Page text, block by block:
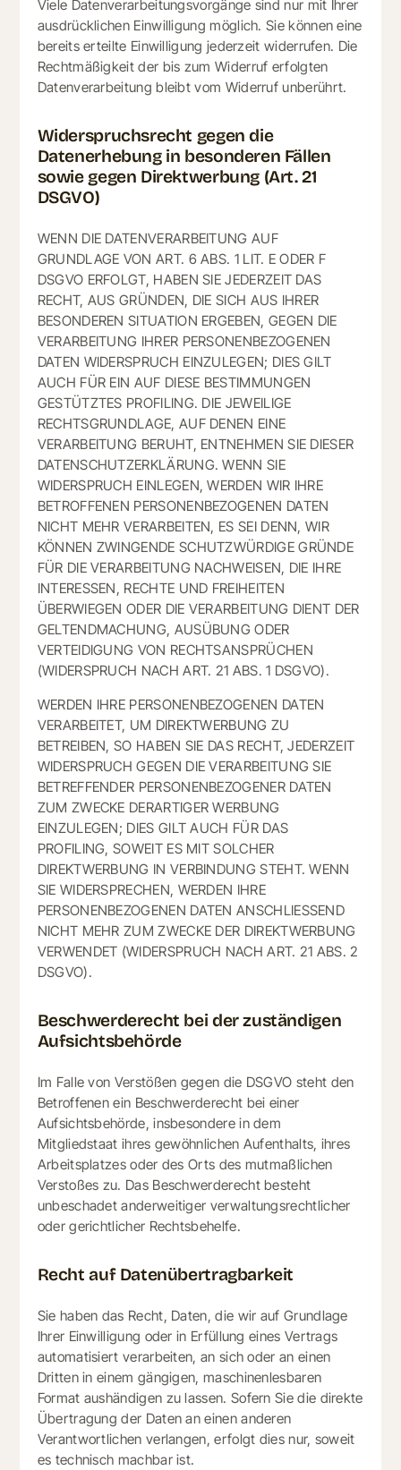
Viele Datenverarbeitungsvorgänge sind nur mit Ihrer
ausdrücklichen Einwilligung möglich. Sie können eine
bereits erteilte Einwilligung jederzeit widerrufen. Die
Rechtmäßigkeit der bis zum Widerruf erfolgten
Datenverarbeitung bleibt vom Widerruf unberührt.
Widerspruchsrecht gegen die
Datenerhebung in besonderen Fällen
sowie gegen Direktwerbung (Art. 21
DSGVO)
WENN DIE DATENVERARBEITUNG AUF
GRUNDLAGE VON ART. 6 ABS. 1 LIT. E ODER F
DSGVO ERFOLGT, HABEN SIE JEDERZEIT DAS
RECHT, AUS GRÜNDEN, DIE SICH AUS IHRER
BESONDEREN SITUATION ERGEBEN, GEGEN DIE
VERARBEITUNG IHRER PERSONENBEZOGENEN
DATEN WIDERSPRUCH EINZULEGEN; DIES GILT
AUCH FÜR EIN AUF DIESE BESTIMMUNGEN
GESTÜTZTES PROFILING. DIE JEWEILIGE
RECHTSGRUNDLAGE, AUF DENEN EINE
VERARBEITUNG BERUHT, ENTNEHMEN SIE DIESER
DATENSCHUTZERKLÄRUNG. WENN SIE
WIDERSPRUCH EINLEGEN, WERDEN WIR IHRE
BETROFFENEN PERSONENBEZOGENEN DATEN
NICHT MEHR VERARBEITEN, ES SEI DENN, WIR
KÖNNEN ZWINGENDE SCHUTZWÜRDIGE GRÜNDE
FÜR DIE VERARBEITUNG NACHWEISEN, DIE IHRE
INTERESSEN, RECHTE UND FREIHEITEN
ÜBERWIEGEN ODER DIE VERARBEITUNG DIENT DER
GELTENDMACHUNG, AUSÜBUNG ODER
VERTEIDIGUNG VON RECHTSANSPRÜCHEN
(WIDERSPRUCH NACH ART. 21 ABS. 1 DSGVO).
WERDEN IHRE PERSONENBEZOGENEN DATEN
VERARBEITET, UM DIREKTWERBUNG ZU
BETREIBEN, SO HABEN SIE DAS RECHT, JEDERZEIT
WIDERSPRUCH GEGEN DIE VERARBEITUNG SIE
BETREFFENDER PERSONENBEZOGENER DATEN
ZUM ZWECKE DERARTIGER WERBUNG
EINZULEGEN; DIES GILT AUCH FÜR DAS
PROFILING, SOWEIT ES MIT SOLCHER
DIREKTWERBUNG IN VERBINDUNG STEHT. WENN
SIE WIDERSPRECHEN, WERDEN IHRE
PERSONENBEZOGENEN DATEN ANSCHLIESSEND
NICHT MEHR ZUM ZWECKE DER DIREKTWERBUNG
VERWENDET (WIDERSPRUCH NACH ART. 21 ABS. 2
DSGVO).
Beschwerde­recht bei der zuständigen
Aufsichts­behörde
Im Falle von Verstößen gegen die DSGVO steht den
Betroffenen ein Beschwerderecht bei einer
Aufsichtsbehörde, insbesondere in dem
Mitgliedstaat ihres gewöhnlichen Aufenthalts, ihres
Arbeitsplatzes oder des Orts des mutmaßlichen
Verstoßes zu. Das Beschwerderecht besteht
unbeschadet anderweitiger verwaltungsrechtlicher
oder gerichtlicher Rechtsbehelfe.
Recht auf Daten­übertrag­barkeit
Sie haben das Recht, Daten, die wir auf Grundlage
Ihrer Einwilligung oder in Erfüllung eines Vertrags
automatisiert verarbeiten, an sich oder an einen
Dritten in einem gängigen, maschinenlesbaren
Format aushändigen zu lassen. Sofern Sie die direkte
Übertragung der Daten an einen anderen
Verantwortlichen verlangen, erfolgt dies nur, soweit
es technisch machbar ist.